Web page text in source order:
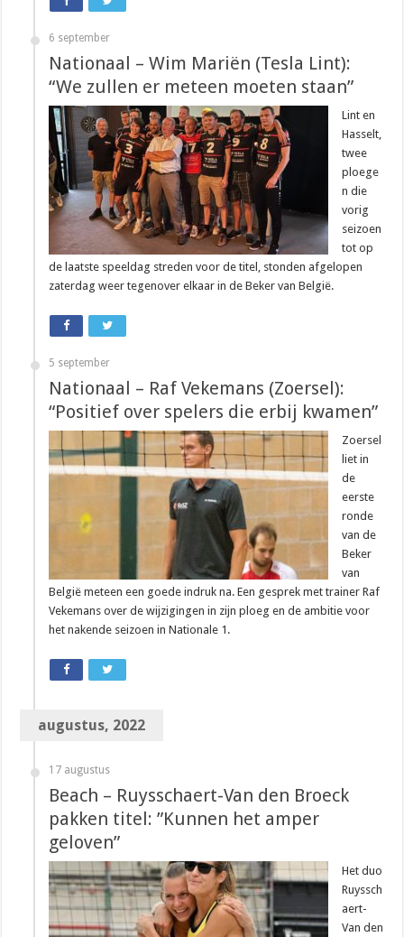
6 september
Nationaal – Wim Mariën (Tesla Lint):
“We zullen er meteen moeten staan”
Lint en
Hasselt,
twee
ploege
n die
vorig
seizoen
tot op
de laatste speeldag streden voor de titel, stonden afgelopen
zaterdag weer tegenover elkaar in de Beker van België.
5 september
Nationaal – Raf Vekemans (Zoersel):
“Positief over spelers die erbij kwamen”
Zoersel
liet in
de
eerste
ronde
van de
Beker
van
België meteen een goede indruk na. Een gesprek met trainer Raf
Vekemans over de wijzigingen in zijn ploeg en de ambitie voor
het nakende seizoen in Nationale 1.
augustus, 2022
17 augustus
Beach – Ruysschaert-Van den Broeck
pakken titel: ”Kunnen het amper
geloven”
Het duo
Ruyssch
aert-
Van den